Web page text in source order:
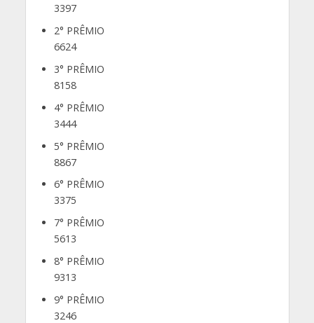
3397
2° PRÊMIO
6624
3° PRÊMIO
8158
4° PRÊMIO
3444
5° PRÊMIO
8867
6° PRÊMIO
3375
7° PRÊMIO
5613
8° PRÊMIO
9313
9° PRÊMIO
3246